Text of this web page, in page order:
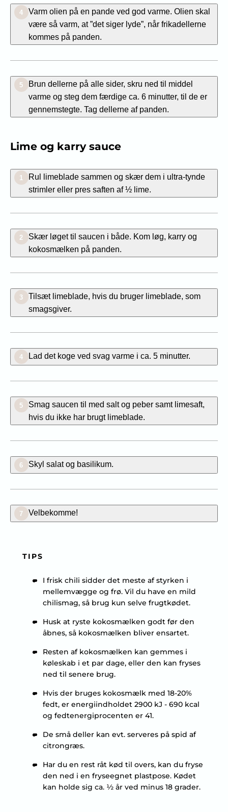
4
Varm olien på en pande ved god varme. Olien skal
være så varm, at ”det siger lyde”, når frikadellerne
kommes på panden.
5
Brun dellerne på alle sider, skru ned til middel
varme og steg dem færdige ca. 6 minutter, til de er
gennemstegte. Tag dellerne af panden.
Lime og karry sauce
1
Rul limeblade sammen og skær dem i ultra-tynde
strimler eller pres saften af ½ lime.
2
Skær løget til saucen i både. Kom løg, karry og
kokosmælken på panden.
3
Tilsæt limeblade, hvis du bruger limeblade, som
smagsgiver.
4 Lad det koge ved svag varme i ca. 5 minutter.
5
Smag saucen til med salt og peber samt limesaft,
hvis du ikke har brugt limeblade.
6 Skyl salat og basilikum.
7 Velbekomme!
TIPS
I frisk chili sidder det meste af styrken i
mellemvægge og frø. Vil du have en mild
chilismag, så brug kun selve frugtkødet.
Husk at ryste kokosmælken godt før den
åbnes, så kokosmælken bliver ensartet.
Resten af kokosmælken kan gemmes i
køleskab i et par dage, eller den kan fryses
ned til senere brug.
Hvis der bruges kokosmælk med 18-20%
fedt, er energiindholdet 2900 kJ - 690 kcal
og fedtenergiprocenten er 41.
De små deller kan evt. serveres på spid af
citrongræs.
Har du en rest råt kød til overs, kan du fryse
den ned i en fryseegnet plastpose. Kødet
kan holde sig ca. ½ år ved minus 18 grader.